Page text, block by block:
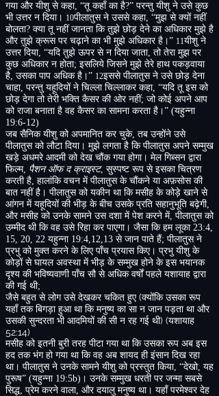
गया और यीशु से कहा, “तू कहाँ का है?” परन्तु यीशु ने उसे कुछ
भी उत्तर न दिया। 10पीलातुस ने उससे कहा, “मुझ से क्यों नहीं
बोलता? क्या तू नहीं जानता कि तुझे छोड़ देने का अधिकार मुझे है
और तुझे क्रूस पर चढ़ाने का भी मुझे अधिकार है।” 11यीशु ने
उत्तर दिया, “यदि तुझे ऊपर से न दिया जाता, तो तेरा मुझ पर
कुछ अधिकार न होता; इसलिये जिसने मुझे तेरे हाथ पकड़वाया
है, उसका पाप अधिक है।” 12इससे पीलातुस ने उसे छोड़ देना
चाहा, परन्तु यहूदियों ने चिल्ला चिल्लाकर कहा, “यदि तू इस को
छोड़ देगा तो तेरी भक्ति कैसर की ओर नहीं; जो कोई अपने आप
को राजा बनाता है वह कैसर का सामना करता है।” (यहुन्ना
19:6-12)
जब सैनिक यीशु को अपमानित कर चुके, तब उन्होंने उसे
पीलातुस को लौटा दिया। मुझे लगता है कि पीलातुस अपने सम्मुख
खड़े अधमरे आदमी को देख चौंक गया होगा। मेल गिब्सन द्वारा
फिल्म, पैशन ऑफ द क्राइस्ट, सुस्पष्ट रूप से इसका चित्रण
करती है, हालांकि वचन में पीलातुस के चौंकने या अफ़सोस की
बात नहीं है। पीलातुस को यकीन था कि मसीह के कोड़े खाने से
आंगन में यहूदियों की भीड़ के बीच उसके प्रति सहानुभूति बढ़ेगी,
और मसीह को उनके सामने उस दशा में पेश करने में, पीलातुस को
उम्मीद थी कि वह उसे रिहा कर पाएगा। जैसा कि हम लूका 23:4,
15, 20, 22 यहुन्ना 19:4,12,13 से जान पाते हैं; पीलातुस ने
प्रभु को मुक्त करने के लिए पाँच प्रयास किए। प्रभु यीशु के
कोड़ों से घायल अवस्था में भीड़ के सम्मुख होने के इस भयानक
दृश्य की भविष्यवाणी पाँच सौ से अधिक वर्षों पहले यशायाह द्वारा
की गई थी;
जैसे बहुत से लोग उसे देखकर चकित हुए (क्योंकि उसका रूप
यहाँ तक बिगड़ा हुआ था कि मनुष्य का सा न जान पड़ता था और
उसकी सुन्दरता भी आदमियों की सी न रह गई थी) (यशायाह
52:14)
मसीह को इतनी बुरी तरह पीटा गया था कि उसका रूप अब इस
हद तक भंग हो गया था कि वह अब शायद ही इंसान दिख रहा
था। पीलातुस ने उनके सामने यीशु को प्रस्तुत किया, “देखो, यह
पुरूष” (यहुन्ना 19:5b) । उनके सम्मुख धरती पर जन्मा सबसे
सिद्ध, प्रेम करने वाला, और दयालु मनुष्य था। यहाँ परमेश्वर देह